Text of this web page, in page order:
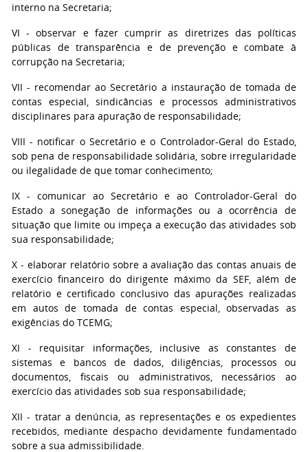
interno na Secretaria;
VI - observar e fazer cumprir as diretrizes das políticas
públicas de transparência e de prevenção e combate à
corrupção na Secretaria;
VII - recomendar ao Secretário a instauração de tomada de
contas especial, sindicâncias e processos administrativos
disciplinares para apuração de responsabilidade;
VIII - notificar o Secretário e o Controlador-Geral do Estado,
sob pena de responsabilidade solidária, sobre irregularidade
ou ilegalidade de que tomar conhecimento;
IX - comunicar ao Secretário e ao Controlador-Geral do
Estado a sonegação de informações ou a ocorrência de
situação que limite ou impeça a execução das atividades sob
sua responsabilidade;
X - elaborar relatório sobre a avaliação das contas anuais de
exercício financeiro do dirigente máximo da SEF, além de
relatório e certificado conclusivo das apurações realizadas
em autos de tomada de contas especial, observadas as
exigências do TCEMG;
XI - requisitar informações, inclusive as constantes de
sistemas e bancos de dados, diligências, processos ou
documentos, fiscais ou administrativos, necessários ao
exercício das atividades sob sua responsabilidade;
XII - tratar a denúncia, as representações e os expedientes
recebidos, mediante despacho devidamente fundamentado
sobre a sua admissibilidade.